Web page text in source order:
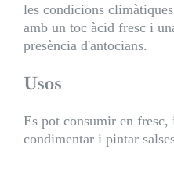
les condicions
amb un toc àcid fresc i
presència d'antocians.
Usos
Es pot consumir en fresc,
condimentar i pintar